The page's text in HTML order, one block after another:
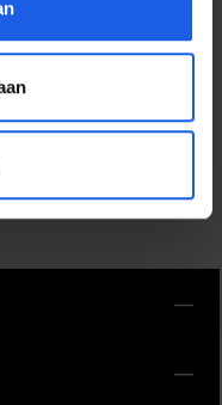
uitstraling met